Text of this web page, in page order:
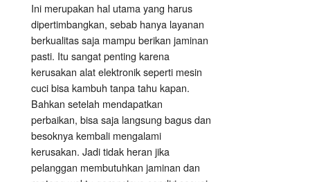
Ini merupakan hal utama yang harus
dipertimbangkan, sebab hanya layanan
berkualitas saja mampu berikan jaminan
pasti. Itu sangat penting karena
kerusakan alat elektronik seperti mesin
cuci bisa kambuh tanpa tahu kapan.
Bahkan setelah mendapatkan
perbaikan, bisa saja langsung bagus dan
besoknya kembali mengalami
kerusakan. Jadi tidak heran jika
pelanggan membutuhkan jaminan dan